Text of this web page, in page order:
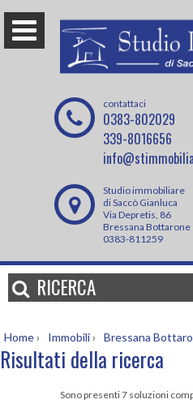
contattaci
0383-802029
339-8016656
Studio immobiliare
di Saccò Gianluca
Via Depretis, 86
Bressana Bottarone
0383-811259
RICERCA
Home› Immobili› Bressana
Risultati della ricerca
Sono presenti 7 soluzioni